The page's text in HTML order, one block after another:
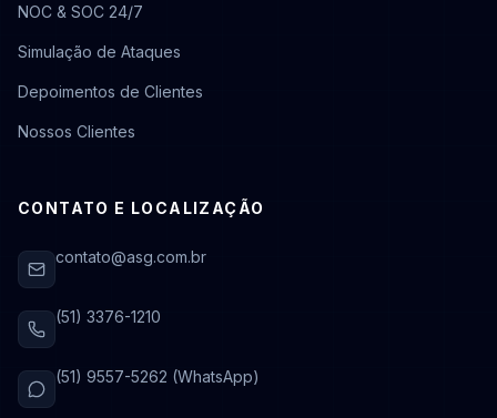
NOC & SOC 24/7
Simulação de Ataques
Depoimentos de Clientes
Nossos Clientes
CONTATO E LOCALIZAÇÃO
contato@asg.com.br
(51) 3376-1210
(51) 9557-5262 (WhatsApp)